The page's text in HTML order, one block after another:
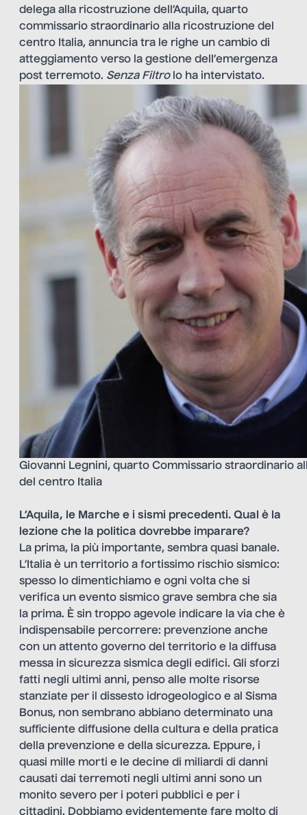
delega alla ricostruzione dell’Aquila, quarto
commissario straordinario alla ricostruzione del
centro Italia, annuncia tra le righe un cambio di
atteggiamento verso la gestione dell’emergenza
post terremoto. Senza Filtrolo ha intervistato.
Giovanni Legnini, quarto Commissario straordinario
del centro Italia
L’Aquila, le Marche e i sismi precedenti. Qual è la
lezione che la politica dovrebbe imparare?
La prima, la più importante, sembra quasi banale.
L’Italia è un territorio a fortissimo rischio sismico:
spesso lo dimentichiamo e ogni volta che si
verifica un evento sismico grave sembra che sia
la prima. È sin troppo agevole indicare la via che è
indispensabile percorrere: prevenzione anche
con un attento governo del territorio e la diffusa
messa in sicurezza sismica degli edifici. Gli sforzi
fatti negli ultimi anni, penso alle molte risorse
stanziate per il dissesto idrogeologico e al Sisma
Bonus, non sembrano abbiano determinato una
sufficiente diffusione della cultura e della pratica
della prevenzione e della sicurezza. Eppure, i
quasi mille morti e le decine di miliardi di danni
causati dai terremoti negli ultimi anni sono un
monito severo per i poteri pubblici e per i
cittadini. Dobbiamo evidentemente fare molto di